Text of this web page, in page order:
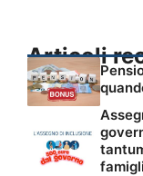
Articoli